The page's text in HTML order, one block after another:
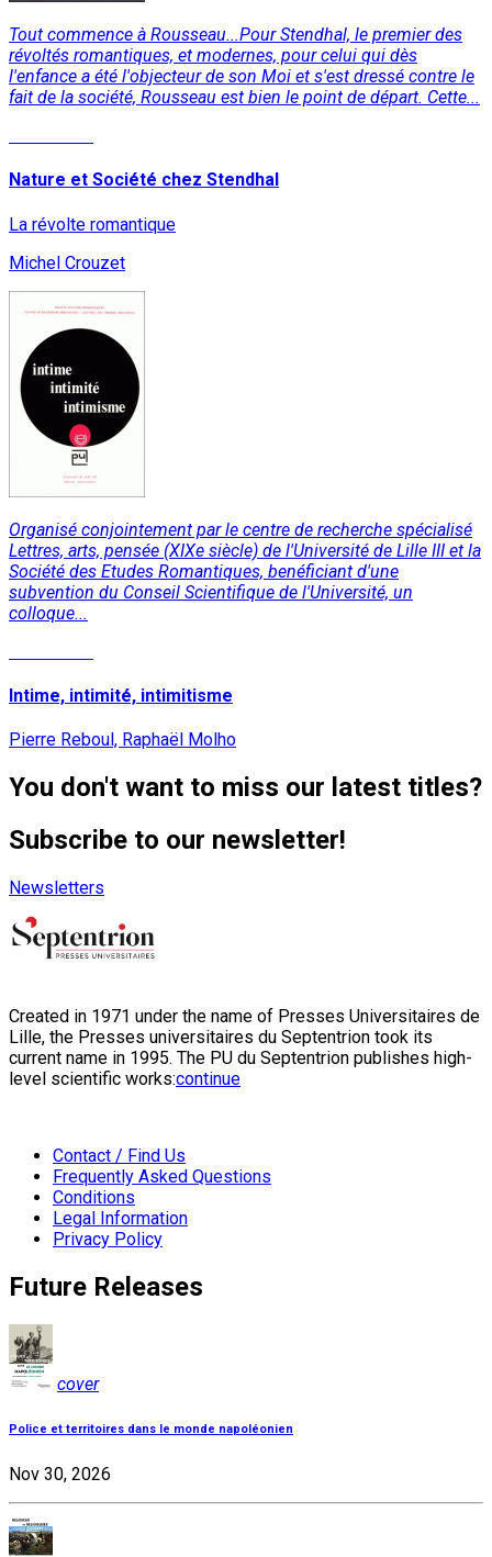
Tout commence à Rousseau...Pour Stendhal, le premier des
révoltés romantiques, et modernes, pour celui qui dès
l'enfance a été l'objecteur de son Moi et s'est dressé contre le
fait de la société, Rousseau est bien le point de départ. Cette...
Nature et Société chez Stendhal
La révolte romantique
Michel Crouzet
Organisé conjointement par le centre de recherche spécialisé
Lettres, arts, pensée (XIXe siècle) de l'Université de Lille III et la
Société des Etudes Romantiques, benéficiant d'une
subvention du Conseil Scientifique de l'Université, un
colloque...
Intime, intimité, intimitisme
Pierre Reboul, Raphaël Molho
You don't want to miss our latest titles?
Subscribe to our newsletter!
Newsletters
Created in 1971 under the name of Presses Universitaires de
Lille, the Presses universitaires du Septentrion took its
current name in 1995. The PU du Septentrion publishes high-
level scientific works:continue
Contact / Find Us
Frequently Asked Questions
Conditions
Legal Information
Privacy Policy
Future Releases
cover
Police et territoires dans le monde napoléonien
Nov 30, 2026